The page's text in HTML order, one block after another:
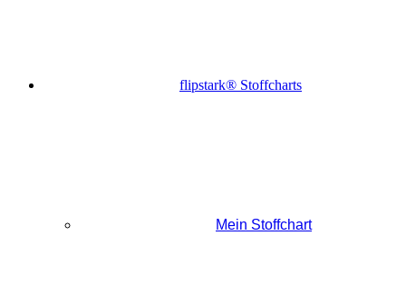
flipstark® Stoffcharts
Mein Stoffchart